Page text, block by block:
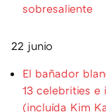
sobresaliente
22 junio
El bañador
13 celebrities e
(incluída Kim